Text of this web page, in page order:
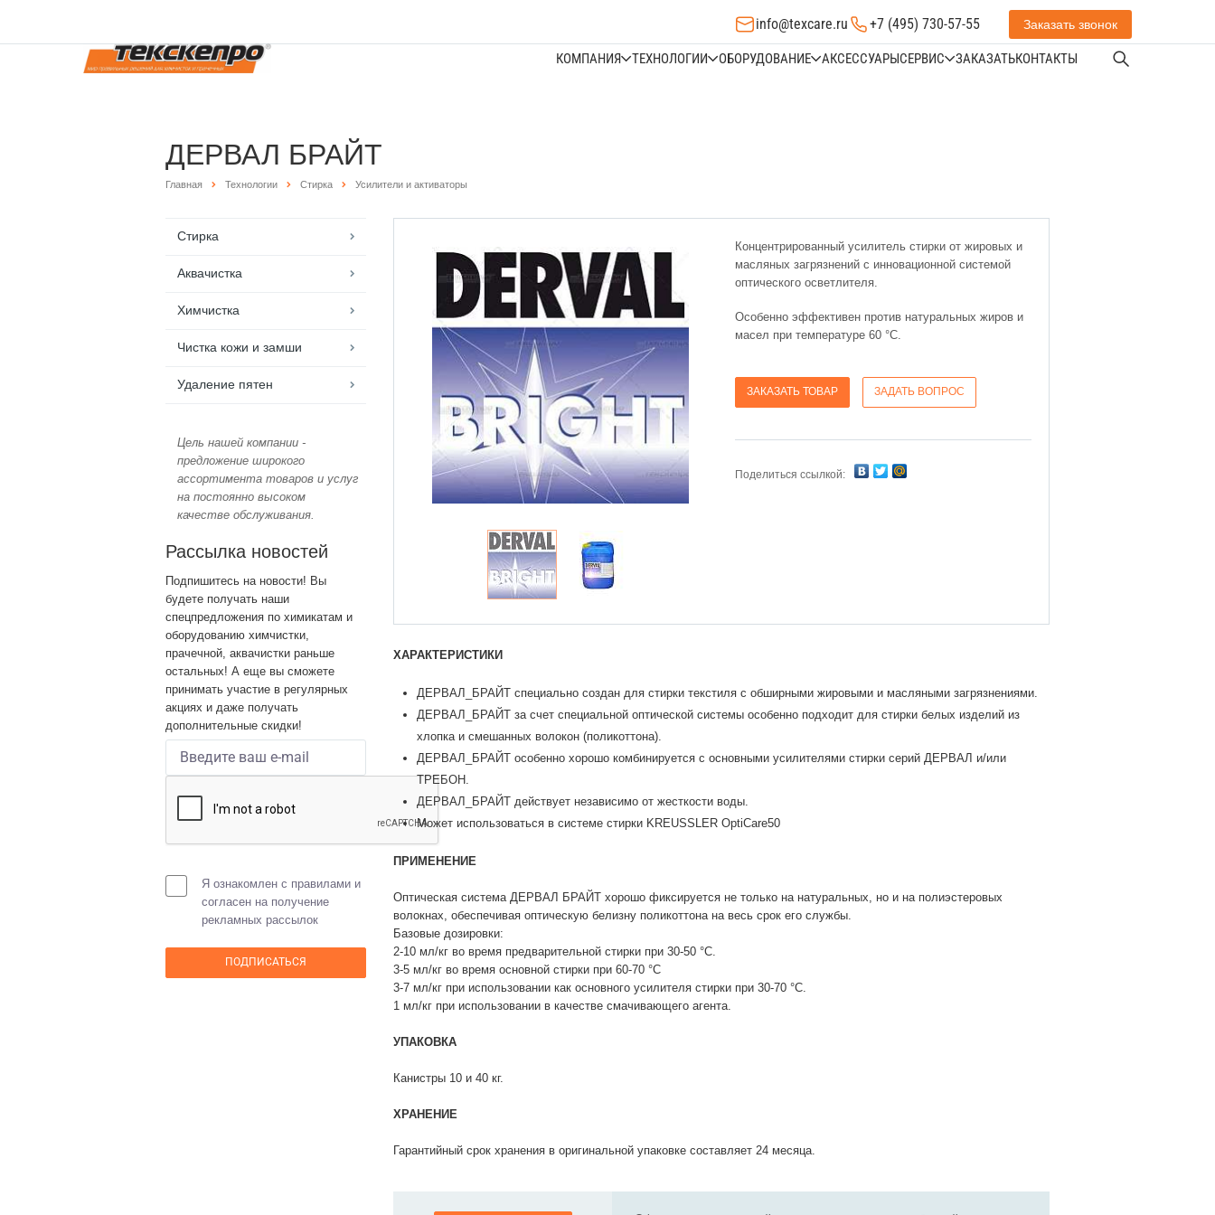
info@texcare.ru +7 (495) 730-57-55 Заказать звонок
КОМПАНИЯ ТЕХНОЛОГИИ ОБОРУДОВАНИЕ АКСЕССУАРЫСЕРВИС ЗАКАЗАТЬКОНТАКТЫ
ДЕРВАЛ БРАЙТ
Главная Технологии Стирка Усилители и активаторы
Стирка
Аквачистка
Химчистка
Чистка кожи и замши
Удаление пятен
Цель нашей компании -
предложение широкого
ассортимента товаров и услуг
на постоянно высоком
качестве обслуживания.
Рассылка новостей
Подпишитесь на новости! Вы
будете получать наши
спецпредложения по химикатам и
оборудованию химчистки,
прачечной, аквачистки раньше
остальных! А еще вы сможете
принимать участие в регулярных
акциях и даже получать
дополнительные скидки!
Я ознакомлен с правилами и
согласен на получение
рекламных рассылок
Концентрированный усилитель стирки от жировых и
масляных загрязнений с инновационной системой
оптического осветлителя.
Особенно эффективен против натуральных жиров и
масел при температуре 60 °С.
ЗАКАЗАТЬ ТОВАР ЗАДАТЬ ВОПРОС
Поделиться ссылкой:
ХАРАКТЕРИСТИКИ
ДЕРВАЛ_БРАЙТ специально создан для стирки текстиля с обширными жировыми и масляными загрязнениями.
ДЕРВАЛ_БРАЙТ за счет специальной оптической системы особенно подходит для стирки белых изделий из
хлопка и смешанных волокон (поликоттона).
ДЕРВАЛ_БРАЙТ особенно хорошо комбинируется с основными усилителями стирки серий ДЕРВАЛ и/или
ТРЕБОН.
ДЕРВАЛ_БРАЙТ действует независимо от жесткости воды.
Может использоваться в системе стирки KREUSSLER OptiCare50
ПРИМЕНЕНИЕ
Оптическая система ДЕРВАЛ БРАЙТ хорошо фиксируется не только на натуральных, но и на полиэстеровых
волокнах, обеспечивая оптическую белизну поликоттона на весь срок его службы.
Базовые дозировки:
2-10 мл/кг во время предварительной стирки при 30-50 °С.
3-5 мл/кг во время основной стирки при 60-70 °С
3-7 мл/кг при использовании как основного усилителя стирки при 30-70 °С.
1 мл/кг при использовании в качестве смачивающего агента.
УПАКОВКА
Канистры 10 и 40 кг.
ХРАНЕНИЕ
Гарантийный срок хранения в оригинальной упаковке составляет 24 месяца.